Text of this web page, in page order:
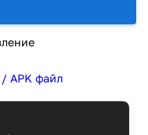
/ APK файл